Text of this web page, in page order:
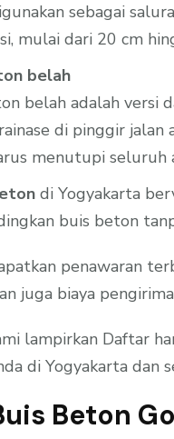
sebagai
mulai dari 20 cm
belah
belah adalah versi
di pinggir jalan
menutupi seluruh
di Yogyakarta
buis beton
penawaran
juga biaya
lampirkan Daftar
di Yogyakarta dan
Beton